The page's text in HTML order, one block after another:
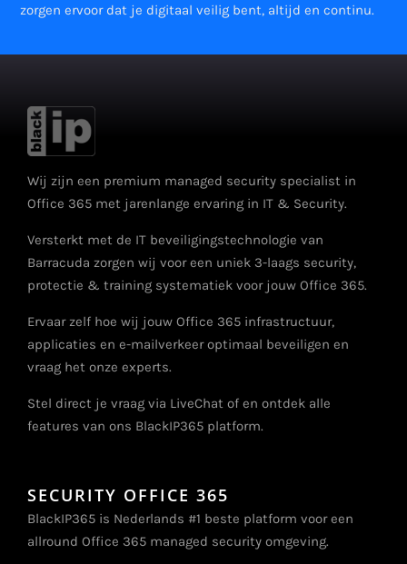
zorgen ervoor dat je digitaal veilig bent, altijd en continu.
Wij zijn een premium managed security specialist in
Office 365 met jarenlange ervaring in IT & Security.
Versterkt met de IT beveiligingstechnologie van
Barracuda zorgen wij voor een uniek 3-laags security,
protectie & training systematiek voor jouw Office 365.
Ervaar zelf hoe wij jouw Office 365 infrastructuur,
applicaties en e-mailverkeer optimaal beveiligen en
vraag het onze experts.
Stel direct je vraag via LiveChat of en ontdek alle
features van ons BlackIP365 platform.
SECURITY OFFICE 365
BlackIP365 is Nederlands #1 beste platform voor een
allround Office 365 managed security omgeving.